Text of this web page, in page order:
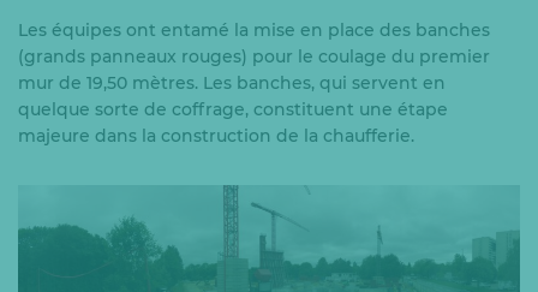
Les équipes ont entamé la mise en place des banches
(grands panneaux rouges) pour le coulage du premier
mur de 19,50 mètres. Les banches, qui servent en
quelque sorte de coffrage, constituent une étape
majeure dans la construction de la chaufferie.